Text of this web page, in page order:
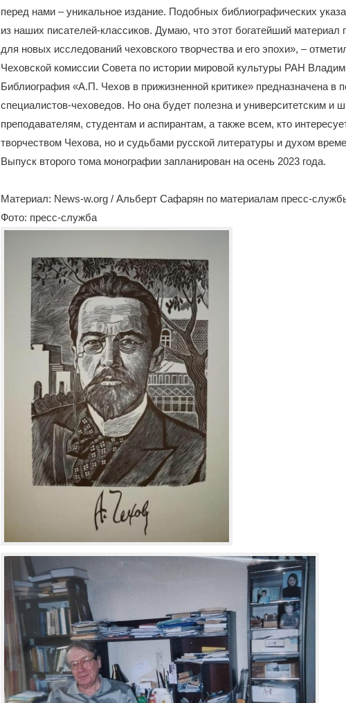
перед нами – уникальное издание. Подобных библиографических
из наших писателей-классиков. Думаю, что этот богатейший
для новых исследований чеховского творчества и его эпохи», –
Чеховской комиссии Совета по истории мировой культуры РАН
Библиография «А.П. Чехов в прижизненной критике» предназначена в
специалистов-чеховедов. Но она будет полезна и университетским и
преподавателям, студентам и аспирантам, а также всем, кто
творчеством Чехова, но и судьбами русской литературы и духом
Выпуск второго тома монографии запланирован на осень 2023 года.
Материал: News-w.org / Альберт Сафарян по материалам пресс-
Фото: пресс-служба